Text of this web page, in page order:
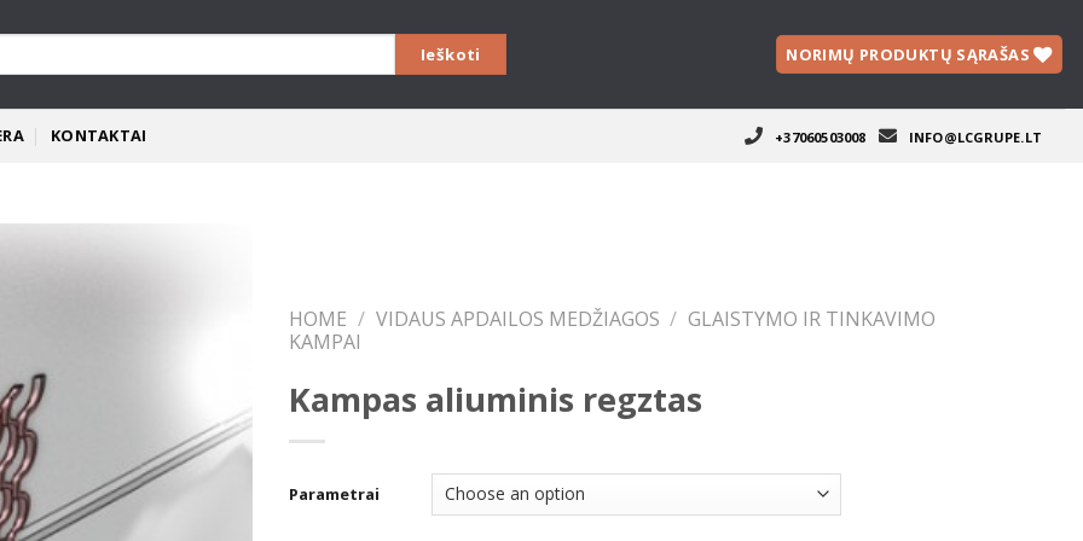
NORIMŲ PRODUKTŲ SĄRAŠAS
KONTAKTAI +37060503008 INFO@LCGRUPE.LT
HOME / VIDAUS APDAILOS MEDŽIAGOS / GLAISTYMO IR TINKAVIMO
KAMPAI
Kampas aliuminis regztas
Parametrai